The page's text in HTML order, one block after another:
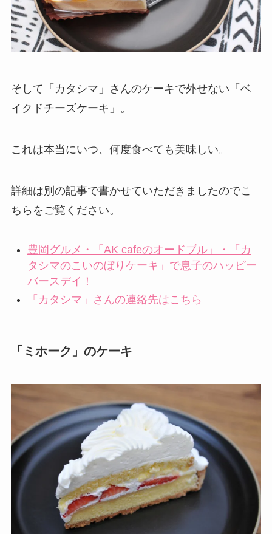
そして「カタシマ」さんのケーキで外せない「ベ
イクドチーズケーキ」。
これは本当にいつ、何度食べても美味しい。
詳細は別の記事で書かせていただきましたのでこ
ちらをご覧ください。
豊岡グルメ・「AK cafeのオードブル」・「カ
タシマのこいのぼりケーキ」で息子のハッピー
バースデイ！
「カタシマ」さんの連絡先はこちら
「ミホーク」のケーキ